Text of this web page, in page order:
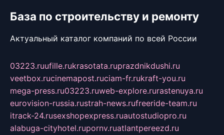
База по строительству и ремонту
Актуальный каталог компаний по всей России
03223.ruufille.rukrasotata.ruprazdnikdushi.ru
veetbox.rucinemapost.ruciam-fr.rukraft-you.ru
mega-press.ru03223.ruweb-explore.rurastenuya.ru
eurovision-russia.rustrah-news.rufreeride-team.ru
itrack-24.rusexshopexpress.ruautostudiopro.ru
alabuga-cityhotel.rupornv.ruatlantpereezd.ru